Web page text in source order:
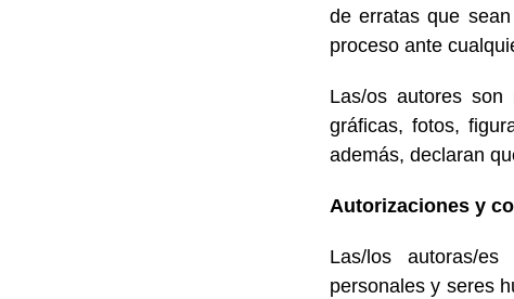
de erratas que
proceso ante
Las/os autores
gráficas, fotos,
además, declaran
Autorizaciones y
Las/los autoras/
personales y seres